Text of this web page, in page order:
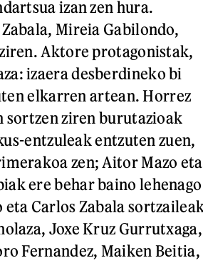
izan zen hura.
Mireia Gabilondo,
Aktore protagonistak,
izaera desberdineko bi
elkarren artean. Horrez
sortzen ziren burutazioak
entzuleak entzuten zuen,
zen; Aitor Mazo eta
ere behar baino lehenago
Carlos Zabala
Joxe Kruz Gurrutxaga,
Fernandez, Maiken Beitia,